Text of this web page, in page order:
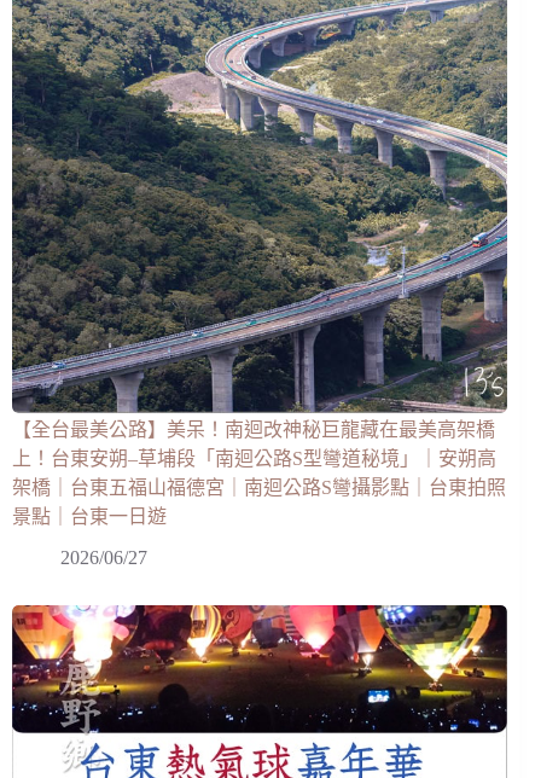
【全台最美公路】美呆！南迴改神秘巨龍藏在最美高架橋
上！台東安朔–草埔段「南迴公路S型彎道秘境」｜安朔高
架橋｜台東五福山福德宮｜南迴公路S彎攝影點｜台東拍照
景點｜台東一日遊
2026/06/27